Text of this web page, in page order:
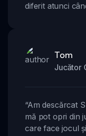
diferit atunci
Tom
Jucător
“Am descărcat
mă pot opri din
care face jocul